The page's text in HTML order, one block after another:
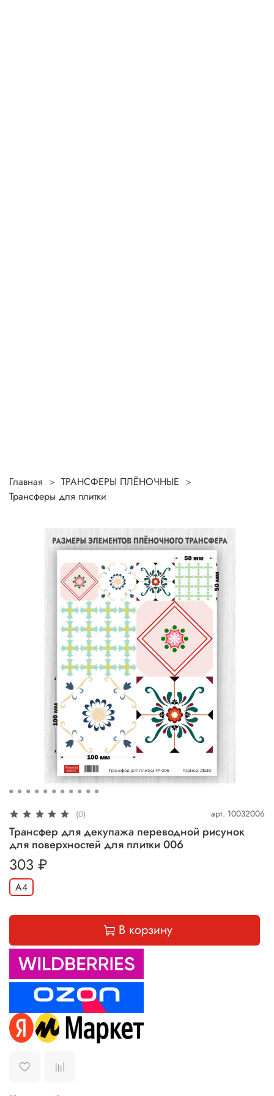
Главная
ТРАНСФЕРЫ ПЛЁНОЧНЫЕ
Трансферы для плитки
(0) арт. 10032006
Трансфер для декупажа переводной рисунок
для поверхностей для плитки 006
303 ₽
А4
В корзину